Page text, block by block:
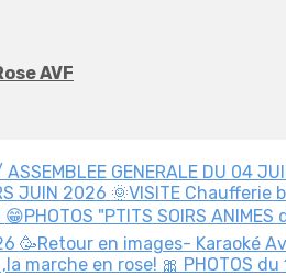
AVF
GENERALE DU 04
JUIN 2026 🌞VISITE Chaufferie
😁PHOTOS "PTITS SOIRS
🥳Retour en images- Karaoké
,la marche en rose! 🎀 PHOTOS